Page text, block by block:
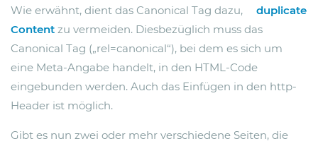
Wie erwähnt, dient das Canonical Tag dazu,
duplicate
Content zu vermeiden. Diesbezüglich muss das
Canonical Tag („rel=canonical“), bei dem es sich um
eine Meta-Angabe handelt, in den HTML-Code
eingebunden werden. Auch das Einfügen in den http-
Header ist möglich.
Gibt es nun zwei oder mehr verschiedene Seiten, die